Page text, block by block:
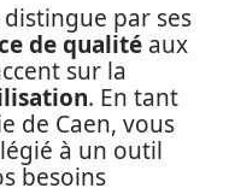
distingue par ses
de qualité aux
sur la
. En tant
de Caen, vous
à un outil
besoins